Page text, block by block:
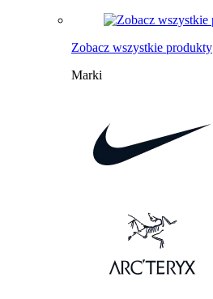
Zobacz wszystkie produkty
Marki